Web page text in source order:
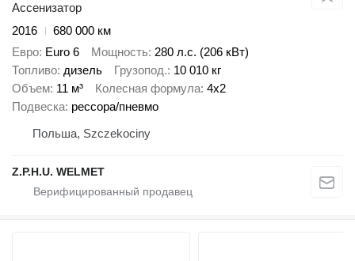
Ассенизатор
2016
680 000 км
Евро Euro 6 Мощность 280 л.с. (206 кВт)
Топливо дизель Грузопод. 10 010 кг
Объем 11 м³ Колесная формула 4x2
Подвеска рессора/пневмо
Польша, Szczekociny
Z.P.H.U. WELMET